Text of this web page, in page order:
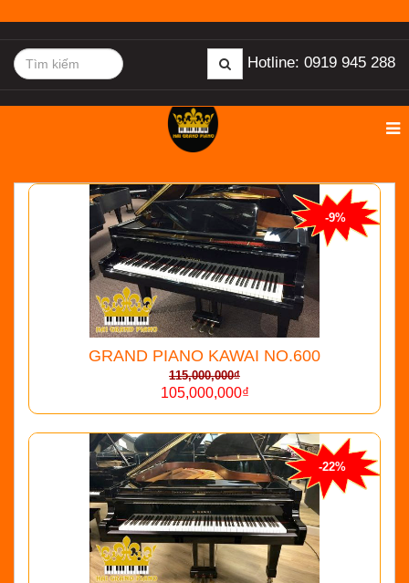
Hotline: 0919 945 288
-9%
GRAND PIANO KAWAI NO.600
115,000,000₫
105,000,000₫
-22%